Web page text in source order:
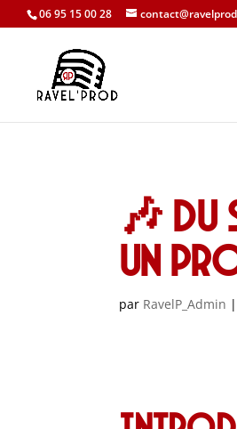
06 95 15 00 28
🎶
un
par RavelP_Admin |